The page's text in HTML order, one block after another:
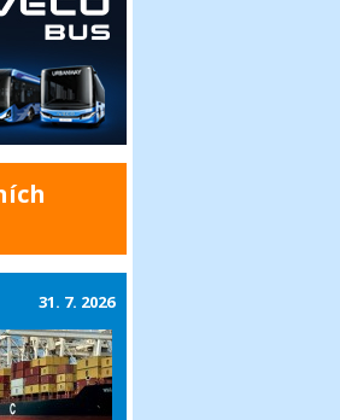
31. 7. 2026